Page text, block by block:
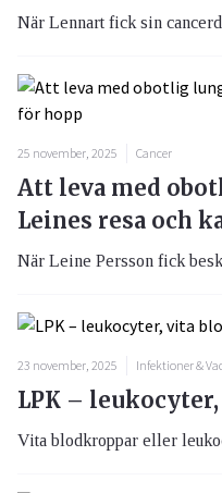
När Lennart fick sin
25 november, 2025 Cancer
Att leva med
Leines resa och
När Leine Persson fick
23 november, 2025 Infektioner &
LPK –
Vita blodkroppar eller